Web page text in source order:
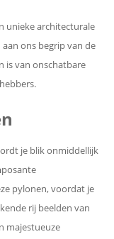
unieke architecturale
ons begrip van de
is van onschatbare
je blik onmiddellijk
pylonen, voordat je
rij beelden van
majestueuze